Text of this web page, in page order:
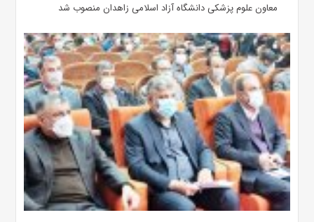
معاون علوم‌ پزشکی دانشگاه آزاد اسلامی زاهدان منصوب شد